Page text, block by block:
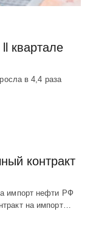
квартале
в 4,4 раза
контракт
импорт нефти РФ
на импорт…